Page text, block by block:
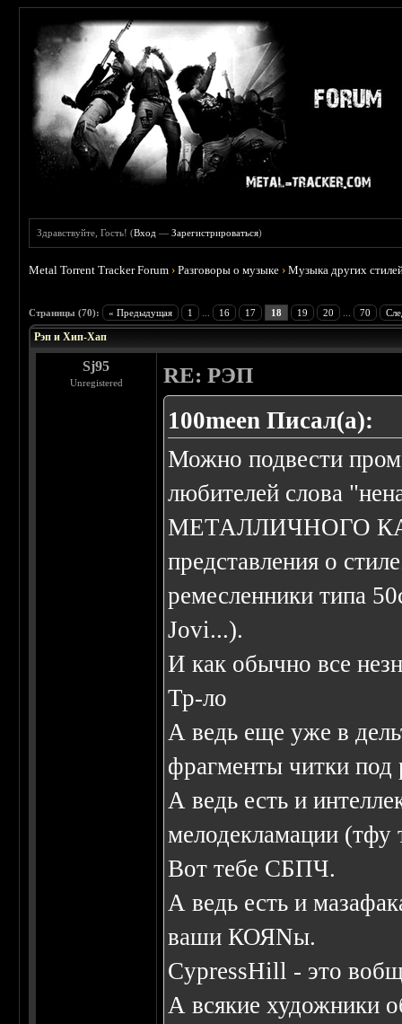
Здравствуйте, Гость! (Вход —Зарегистрироваться)
Metal Torrent Tracker Forum ›Разговоры о музыке ›Музыка других
Страницы (70): « Предыдущая 1 16 17 18 19 20 70
Рэп и Хип-Хап
Sj95
Unregistered RE: РЭП
100meen Писал(а):
Можно подвести
любителей слова
МЕТАЛЛИЧНОГО
представления о
ремесленники типа
Jovi...).
И как обычно все
Тр-ло
А ведь еще уже в
фрагменты читки
А ведь есть и
мелодекламации
Вот тебе СБПЧ.
А ведь есть и
ваши КОЯNы.
CypressHill - это
А всякие художники